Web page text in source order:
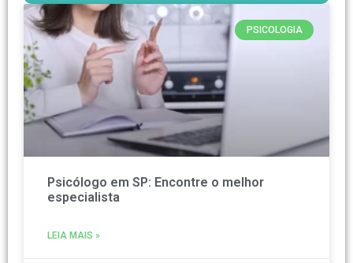
PSICOLOGIA
Psicólogo em SP: Encontre o melhor
especialista
LEIA MAIS »